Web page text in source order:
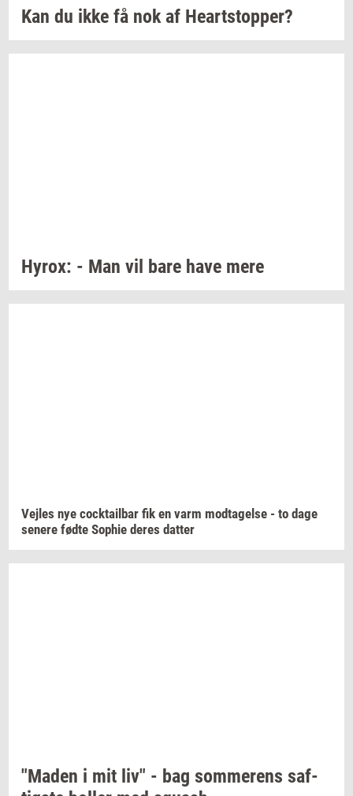
Kan du ikke få nok af Heart­stop­per?
Hyrox: - Man vil bare have mere
Vej­les nye co­ck­tail­bar fik en varm mod­ta­gel­se - to dage
se­ne­re fødte Sop­hie deres dat­ter
"Maden i mit liv" - bag som­me­rens saf­